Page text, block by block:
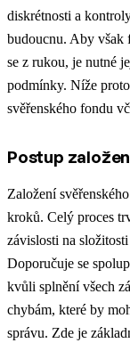
diskrétnosti a
budoucnu. Aby však
se z rukou, je nutné
podmínky. Níže
svěřenského fondu
Postup
Založení
kroků. Celý proces
závislosti na
Doporučuje se
kvůli splnění všech
chybám, které by
správu. Zde je